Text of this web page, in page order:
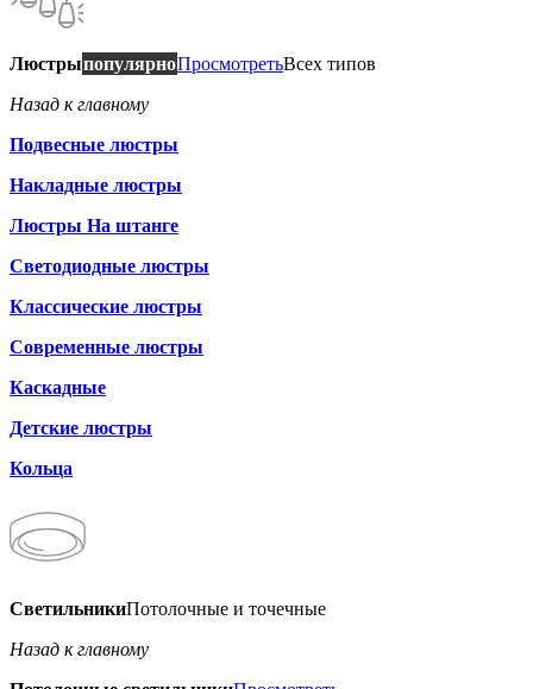
ЛюстрыпопулярноПросмотретьВсех типов
Назад к главному
Подвесные люстры
Накладные люстры
Люстры На штанге
Светодиодные люстры
Классические люстры
Современные люстры
Каскадные
Детские люстры
Кольца
СветильникиПотолочные и точечные
Назад к главному